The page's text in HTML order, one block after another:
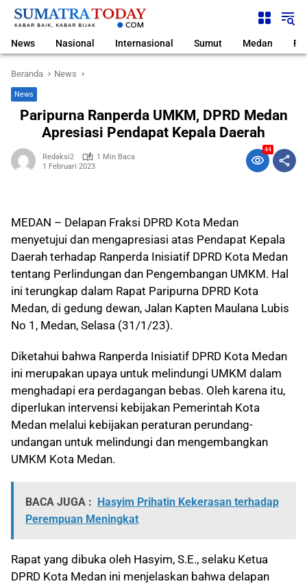
Langsung
News Nasional Internasional Sumut Medan
Beranda News
News
Paripurna Ranperda UMKM, DPRD Medan
Apresiasi Pendapat Kepala Daerah
Redaksi2
1 Min Baca
1 Februari 2023
44
MEDAN – Delapan Fraksi DPRD Kota Medan
menyetujui dan mengapresiasi atas Pendapat Kepala
Daerah terhadap Ranperda Inisiatif DPRD Kota Medan
tentang Perlindungan dan Pengembangan UMKM. Hal
ini terungkap dalam Rapat Paripurna DPRD Kota
Medan, di gedung dewan, Jalan Kapten Maulana Lubis
No 1, Medan, Selasa (31/1/23).
Diketahui bahwa Ranperda Inisiatif DPRD Kota Medan
ini merupakan upaya untuk melindungi UMKM dalam
menghadapi era perdagangan bebas. Oleh karena itu,
diperlukan intervensi kebijakan Pemerintah Kota
Medan melalui kebijakan peraturan perundang-
undangan untuk melindungi dan mengembangkan
UMKM Kota Medan.
BACA JUGA : Hasyim Prihatin Kekerasan terhadap
Perempuan Meningkat
Rapat yang dibuka oleh Hasyim, S.E., selaku Ketua
DPRD Kota Medan ini menjelaskan bahwa delapan